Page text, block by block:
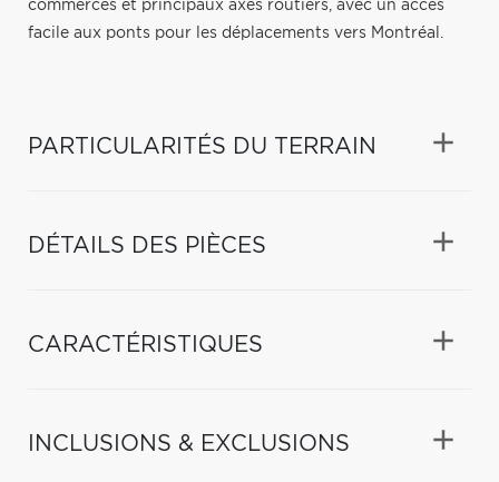
commerces et principaux axes routiers, avec un accès
facile aux ponts pour les déplacements vers Montréal.
PARTICULARITÉS DU TERRAIN
DÉTAILS DES PIÈCES
CARACTÉRISTIQUES
INCLUSIONS & EXCLUSIONS